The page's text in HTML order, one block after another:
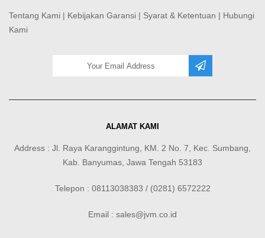
Tentang Kami | Kebijakan Garansi | Syarat & Ketentuan | Hubungi
Kami
ALAMAT KAMI
Address : Jl. Raya Karanggintung, KM. 2 No. 7, Kec. Sumbang,
Kab. Banyumas, Jawa Tengah 53183
Telepon : 08113038383 / (0281) 6572222
Email : sales@jvm.co.id